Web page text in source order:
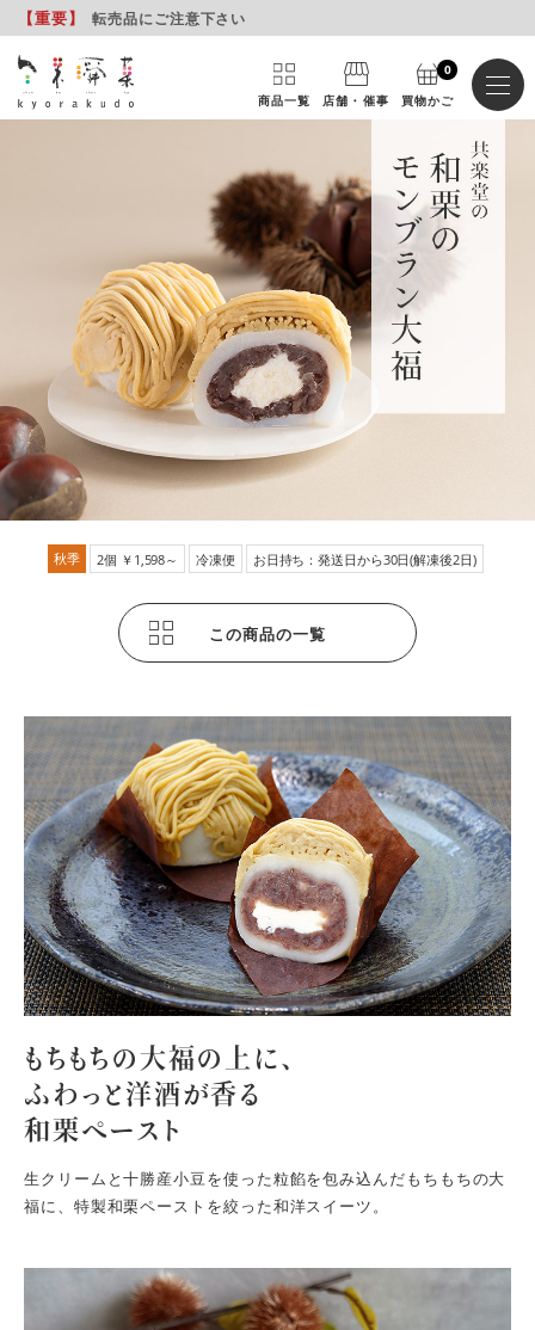
【重要】 転売品にご注意下さい
商品一覧 店舗・催事 買物かご
0
秋季 2個 ￥1,598～ 冷凍便 お日持ち：発送日から30日(解凍後2日)
この商品の一覧
もちもちの大福の上に、
ふわっと洋酒が香る
和栗ペースト
生クリームと十勝産小豆を使った粒餡を包み込んだもちもちの大
福に、特製和栗ペーストを絞った和洋スイーツ。